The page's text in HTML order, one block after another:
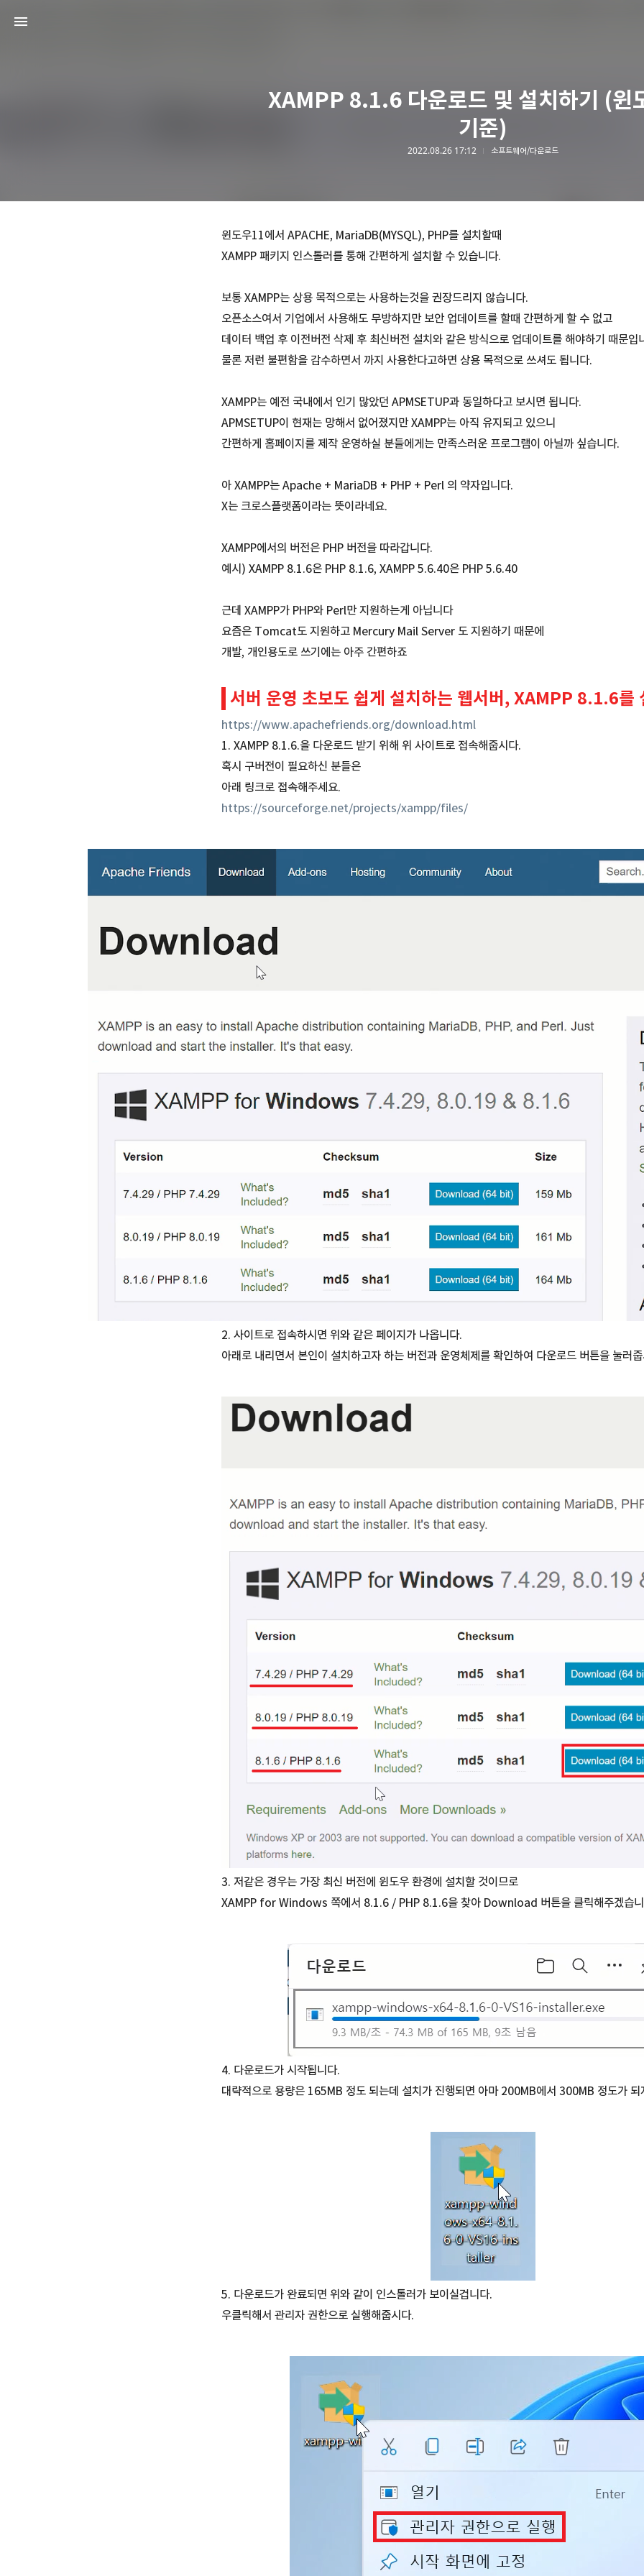
XAMPP 8.1.6 다운로드 및 설치하기 (윈
기준)
2022.08.26 17:12 소프트웨어/다운로드
윈도우11에서 APACHE, MariaDB(MYSQL), PHP를 설치할때
XAMPP 패키지 인스톨러를 통해 간편하게 설치할 수 있습니다.
보통 XAMPP는 상용 목적으로는 사용하는것을 권장드리지 않습니다.
오픈소스여서 기업에서 사용해도 무방하지만 보안 업데이트를 할때 간편하게 할 수 없고
데이터 백업 후 이전버전 삭제 후 최신버전 설치와 같은 방식으로 업데이트를 해야하기 때문입
물론 저런 불편함을 감수하면서 까지 사용한다고하면 상용 목적으로 쓰셔도 됩니다.
XAMPP는 예전 국내에서 인기 많았던 APMSETUP과 동일하다고 보시면 됩니다.
APMSETUP이 현재는 망해서 없어졌지만 XAMPP는 아직 유지되고 있으니
간편하게 홈페이지를 제작 운영하실 분들에게는 만족스러운 프로그램이 아닐까 싶습니다.
아 XAMPP는 Apache + MariaDB + PHP + Perl 의 약자입니다.
X는 크로스플랫폼이라는 뜻이라네요.
XAMPP에서의 버전은 PHP 버전을 따라갑니다.
예시) XAMPP 8.1.6은 PHP 8.1.6, XAMPP 5.6.40은 PHP 5.6.40
근데 XAMPP가 PHP와 Perl만 지원하는게 아닙니다
요즘은 Tomcat도 지원하고 Mercury Mail Server 도 지원하기 때문에
개발, 개인용도로 쓰기에는 아주 간편하죠
서버 운영 초보도 쉽게 설치하는 웹서버, XAMPP 8.1.6를
https://www.apachefriends.org/download.html
1. XAMPP 8.1.6.을 다운로드 받기 위해 위 사이트로 접속해줍시다.
혹시 구버전이 필요하신 분들은
아래 링크로 접속해주세요.
https://sourceforge.net/projects/xampp/files/
2. 사이트로 접속하시면 위와 같은 페이지가 나옵니다.
아래로 내리면서 본인이 설치하고자 하는 버전과 운영체제를 확인하여 다운로드 버튼을 눌러
3. 저같은 경우는 가장 최신 버전에 윈도우 환경에 설치할 것이므로
XAMPP for Windows 쪽에서 8.1.6 / PHP 8.1.6을 찾아 Download 버튼을 클릭해주겠습
4. 다운로드가 시작됩니다.
대략적으로 용량은 165MB 정도 되는데 설치가 진행되면 아마 200MB에서 300MB 정도가 되
5. 다운로드가 완료되면 위와 같이 인스톨러가 보이실겁니다.
우클릭해서 관리자 권한으로 실행해줍시다.